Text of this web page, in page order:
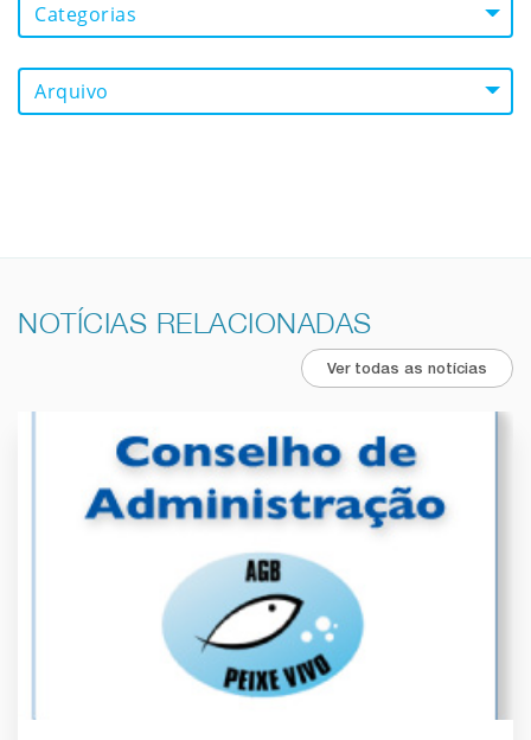
Categorias
Arquivo
NOTÍCIAS RELACIONADAS
Ver todas as notícias